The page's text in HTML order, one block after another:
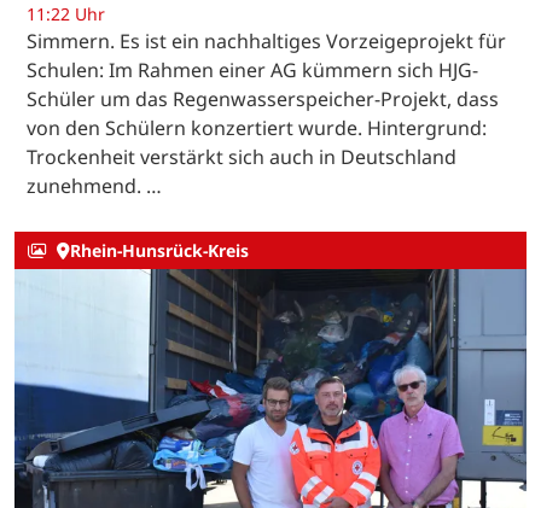
11:22 Uhr
Simmern. Es ist ein nachhaltiges Vorzeigeprojekt für
Schulen: Im Rahmen einer AG kümmern sich HJG-
Schüler um das Regenwasserspeicher-Projekt, dass
von den Schülern konzertiert wurde. Hintergrund:
Trockenheit verstärkt sich auch in Deutschland
zunehmend. …
Rhein-Hunsrück-Kreis